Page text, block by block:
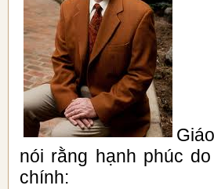
nói rằng hạnh phúc
chính: